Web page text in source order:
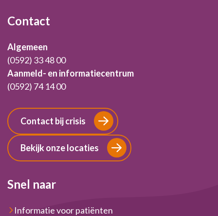
Contact
Algemeen
(0592) 33 48 00
Aanmeld- en informatiecentrum
(0592) 74 14 00
Contact bij crisis
Bekijk onze locaties
Snel naar
Informatie voor patiënten